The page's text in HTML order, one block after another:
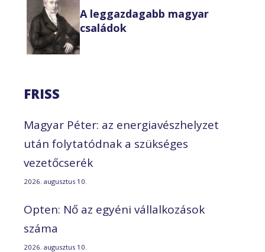
A leggazdagabb magyar
családok
FRISS
Magyar Péter: az energiavészhelyzet
után folytatódnak a szükséges
vezetőcserék
2026. augusztus 10.
Opten: Nő az egyéni vállalkozások
száma
2026. augusztus 10.